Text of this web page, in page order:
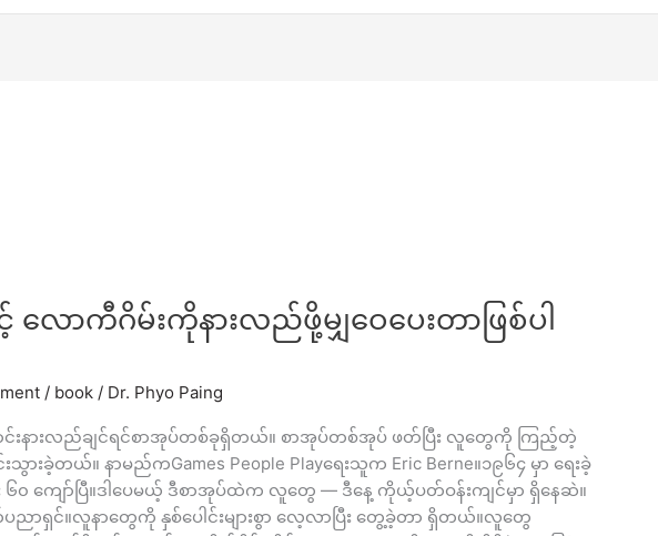
င့် လောကီဂိမ်းကိုနားလည်ဖို့မျှဝေပေးတာဖြစ်ပါ
/ book / Dr. Phyo Paing
းနားလည်ချင်ရင်စာအုပ်တစ်ခုရှိတယ်။ စာအုပ်တစ်အုပ် ဖတ်ပြီး လူတွေကို ကြည့်တဲ့
းသွားခဲ့တယ်။ နာမည်ကGames People Playရေးသူက Eric Berne။၁၉၆၄ မှာ ရေးခဲ့
း ၆၀ ကျော်ပြီ။ဒါပေမယ့် ဒီစာအုပ်ထဲက လူတွေ — ဒီနေ့ ကိုယ့်ပတ်ဝန်းကျင်မှာ ရှိနေဆဲ။
ညာရှင်။လူနာတွေကို နှစ်ပေါင်းများစွာ လေ့လာပြီး တွေ့ခဲ့တာ ရှိတယ်။လူတွေ